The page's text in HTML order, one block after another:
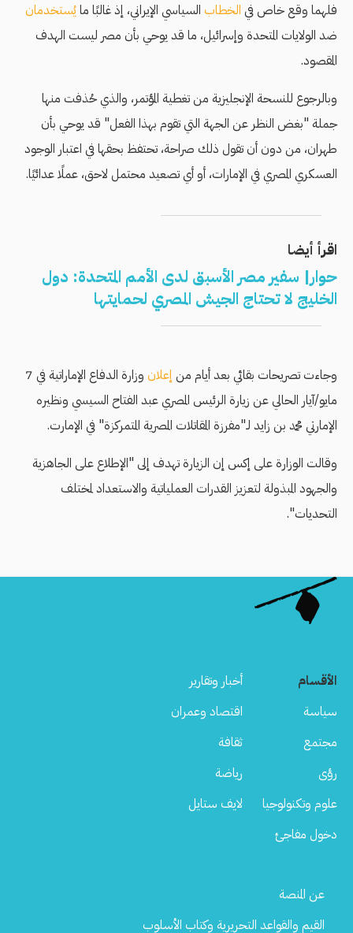
فلهما وقع خاص في الخطاب السياسي الإيراني، إذ غالبًا مايُستخدمان
ضد الولايات المتحدة وإسرائيل، ما قد يوحي بأن مصر ليست الهدف
المقصود.
وبالرجوع للنسحة الإنجليزية من تغطية المؤتمر، والذي حُذفت منها
جملة "بغض النظر عن الجهة التي تقوم بهذا الفعل" قد يوحي بأن
طهران، من دون أن تقول ذلك صراحة، تحتفظ بحقها في اعتبار الوجود
العسكري المصري في الإمارات، أو أي تصعيد محتمل لاحق، عملًا عدائيًا.
اقرأ أيضا
حوار| سفير مصر الأسبق لدى الأمم المتحدة: دول
الخليج لا تحتاج الجيش المصري لحمايتها
وجاءت تصريحات بقائي بعد أيام من إعلان
وزارة الدفاع الإماراتية في 7
مايو/آيار الحالي عن زيارة الرئيس المصري عبد الفتاح السيسي ونظيره
الإمارتي محمد بن زايد لـ"مفرزة المقاتلات المصرية المتمركزة" في الإمارت.
وقالت الوزارة على إكس إن الزيارة تهدف إلى "الإطلاع على الجاهزية
والجهود المبذولة لتعزيز القدرات العملياتية والاستعداد لمختلف
التحديات".
الأقسام
أخبار وتقارير
سياسة
اقتصاد وعمران
مجتمع
ثقافة
رؤى
رياضة
علوم وتكنولوجيا
لايف ستايل
دخول مفاجئ
Footer
عن المنصة
القيم والقواعد التحريرية وكتاب الأسلوب